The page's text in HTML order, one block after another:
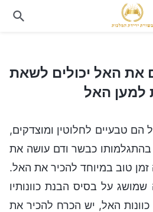
לשאת עדות למען האל
את האל יכולים לשאת
למען האל
טבעיים לחלוטין ומוצדקים,
בהתגלמותו כבשר ודם עושה את
זמן טוב במיוחד להכיר את האל.
על בסיס הבנת כוונותיו
האל, יש הכרח להכיר את